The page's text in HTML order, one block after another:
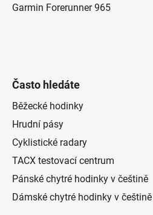
Garmin Forerunner 965
Často hledáte
Běžecké hodinky
Hrudní pásy
Cyklistické radary
TACX testovací centrum
Pánské chytré hodinky v češtině
Dámské chytré hodinky v češtině